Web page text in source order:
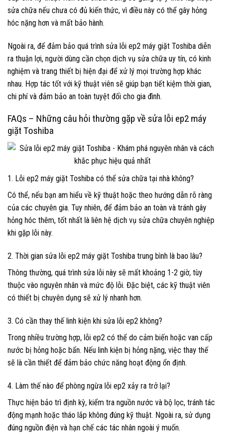
sửa chữa nếu chưa có đủ kiến thức, vì điều này có thể gây hỏng
hóc nặng hơn và mất bảo hành.
Ngoài ra, để đảm bảo quá trình sửa lỗi ep2 máy giặt Toshiba diễn
ra thuận lợi, người dùng cần chọn dịch vụ sửa chữa uy tín, có kinh
nghiệm và trang thiết bị hiện đại để xử lý mọi trường hợp khác
nhau. Hợp tác tốt với kỹ thuật viên sẽ giúp bạn tiết kiệm thời gian,
chi phí và đảm bảo an toàn tuyệt đối cho gia đình.
FAQs – Những câu hỏi thường gặp về sửa lỗi ep2 máy
giặt Toshiba
1. Lỗi ep2 máy giặt Toshiba có thể sửa chữa tại nhà không?
Có thể, nếu bạn am hiểu về kỹ thuật hoặc theo hướng dẫn rõ ràng
của các chuyên gia. Tuy nhiên, để đảm bảo an toàn và tránh gây
hỏng hóc thêm, tốt nhất là liên hệ dịch vụ sửa chữa chuyên nghiệp
khi gặp lỗi này.
2. Thời gian sửa lỗi ep2 máy giặt Toshiba trung bình là bao lâu?
Thông thường, quá trình sửa lỗi này sẽ mất khoảng 1-2 giờ, tùy
thuộc vào nguyên nhân và mức độ lỗi. Đặc biệt, các kỹ thuật viên
có thiết bị chuyên dụng sẽ xử lý nhanh hơn.
3. Có cần thay thế linh kiện khi sửa lỗi ep2 không?
Trong nhiều trường hợp, lỗi ep2 có thể do cảm biến hoặc van cấp
nước bị hỏng hoặc bẩn. Nếu linh kiện bị hỏng nặng, việc thay thế
sẽ là cần thiết để đảm bảo chức năng hoạt động ổn định.
4. Làm thế nào để phòng ngừa lỗi ep2 xảy ra trở lại?
Thực hiện bảo trì định kỳ, kiểm tra nguồn nước và bộ lọc, tránh tác
động mạnh hoặc tháo lắp không đúng kỹ thuật. Ngoài ra, sử dụng
đúng nguồn điện và hạn chế các tác nhân ngoài ý muốn.